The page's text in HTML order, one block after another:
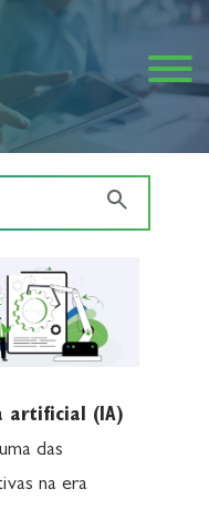
artificial (IA)
das
na era